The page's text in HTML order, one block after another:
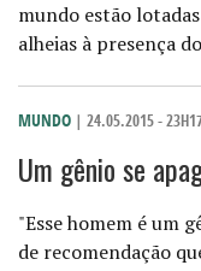
mundo estão
alheias à presença
MUNDO | 24.05.2015 -
Um gênio se
"Esse homem é um
de recomendação